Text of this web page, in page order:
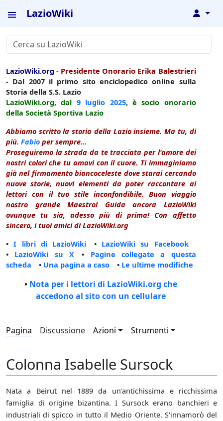
LazioWiki ↓
LazioWiki.org - Presidente Onorario Erika Balestrieri
- Dal 2007 il primo sito enciclopedico online sulla
Storia della S.S. Lazio
LazioWiki.org, dal 9 luglio 2025, è socio onorario
della Società Sportiva Lazio
Abbiamo scritto la storia della Lazio insieme. Ma tu, di
più. Fabio per sempre...
Proseguiremo la strada da te tracciata per l'amore dei
nostri colori che tu amavi con il cuore. Ti immaginiamo
già nel firmamento biancoceleste dove starai cercando
nuove storie, nuovi elementi da poter raccontare ai
lettori con il tuo stile inconfondibile. Buon viaggio
nostro grande Maestro! Guida ancora LazioWiki
ovunque tu sia, adesso più di prima! Con affetto
sincero, i tuoi amici di LazioWiki.org
•I libri di LazioWiki • LazioWiki su Facebook
• LazioWiki su X • Pagine collegate a questa
scheda • Una pagina a caso • Le ultime modifiche
• Nota per i lettori di LazioWiki.org che
accedono al sito con un cellulare
Pagina Discussione Azioni Strumenti
Colonna Isabelle Sursock
Nata a Beirut nel 1889 da un'antichissima e ricchissima
famiglia di origine bizantina. I Sursock erano banchieri e
industriali di spicco in tutto il Medio Oriente. S'innamorò del